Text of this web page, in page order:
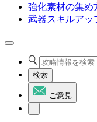
強化素材の集め
武器スキルアッ
検索
ご意見